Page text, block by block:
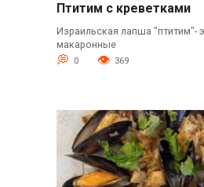
Птитим с креветками
Израильская лапша "птитим"-
макаронные
0 369